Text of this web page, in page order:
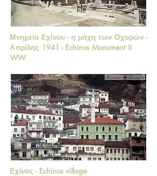
Μνημείο Εχίνου - η μάχη των Οχυρών -
Απρίλης 1941 - Echinos Monument II
WW
Εχίνος - Echinos village